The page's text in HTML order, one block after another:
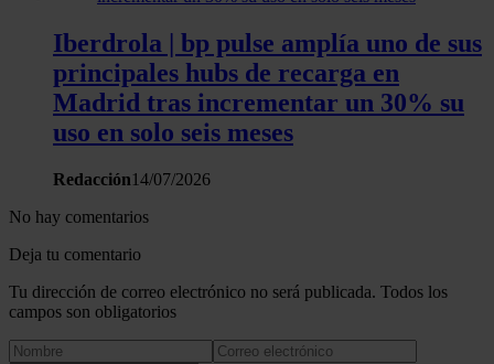
Iberdrola | bp pulse amplía uno de sus
principales hubs de recarga en
Madrid tras incrementar un 30% su
uso en solo seis meses
Redacción14/07/2026
No hay comentarios
Deja tu comentario
Tu dirección de correo electrónico no será publicada. Todos los
campos son obligatorios